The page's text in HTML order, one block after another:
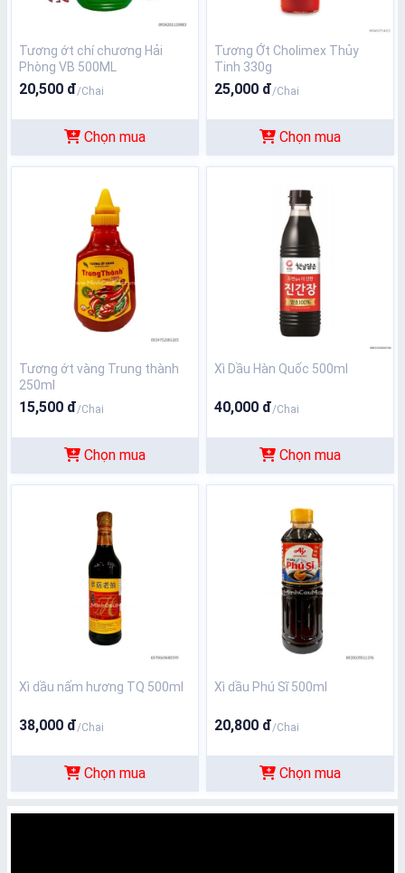
Tương ớt chí chương Hải
Phòng VB 500ML
20,500 đ/Chai
Chọn mua
Tương Ớt Cholimex Thủy
Tinh 330g
25,000 đ/Chai
Chọn mua
Tương ớt vàng Trung thành
250ml
15,500 đ/Chai
Chọn mua
Xì Dầu Hàn Quốc 500ml
40,000 đ/Chai
Chọn mua
Xì dầu nấm hương TQ 500ml
38,000 đ/Chai
Chọn mua
Xì dầu Phú Sĩ 500ml
20,800 đ/Chai
Chọn mua